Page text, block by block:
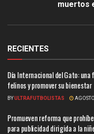
muertos
RECIENTES
Día Internacional del Gato:
felinos y promover su bienestar
BYULTRAFUTBOLISTAS
Promueven reforma que
para publicidad dirigida a la